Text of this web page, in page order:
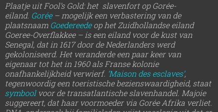
Plaatje uit Fool’s Gold: het slavenfort op Gorée-
eiland. Gorée– mogelijk een verbastering van de
plaatsnaam Goedereedeop het Zuidhollandse eiland
Goeree-Overflakkee – is een eiland voor de kust van
Senegal, dat in 1617 door de Nederlanders werd
gekoloniseerd. Het veranderde een paar keer van
eigenaar tot het in 1960 als Franse kolonie
onafhankelijkheid verwierf. ‘Maison des esclaves’,
tegenwoordig een toeristische bezienswaardigheid, staat
symboolvoor de transatlantische slavenhandel. Majoie
suggereert, dat haar voormoeder via Gorée Afrika verliet.